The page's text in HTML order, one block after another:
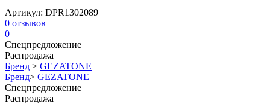
Артикул: DPR1302089
0 отзывов
0
Спецпредложение
Распродажа
Бренд > GEZATONE
Бренд> GEZATONE
Спецпредложение
Распродажа